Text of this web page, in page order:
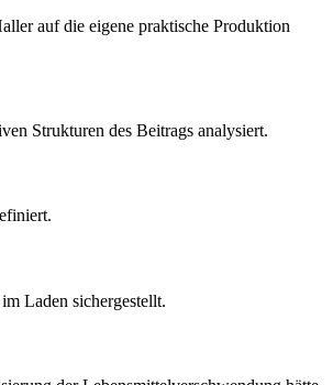
auf die eigene praktische Produktion
Strukturen des Beitrags analysiert.
Laden sichergestellt.